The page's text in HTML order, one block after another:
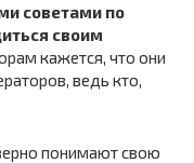
советами по
своим
кажется, что они
ведь кто,
понимают свою